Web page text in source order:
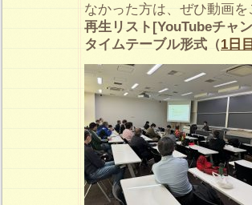
なかった方は、ぜひ動画を
再生リスト[YouTubeチャ
タイムテーブル形式（1日目